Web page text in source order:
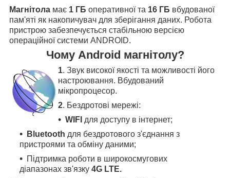
Магнітола має 1 ГБ оперативної та 16 ГБ вбудованої
пам'яті як накопичувач для зберігання даних. Робота
пристрою забезпечується стабільною версією
операційної системи ANDROID.
Чому Android магнітолу?
1. Звук високої якості та можливості його
настроювання. Вбудований
мікропроцесор.
2. Бездротові мережі:
WIFI для доступу в інтернет;
Bluetooth для бездротового з'єднання з
пристроями та обміну даними;
Підтримка роботи в широкосмугових
діапазонах зв'язку 4G LTE.